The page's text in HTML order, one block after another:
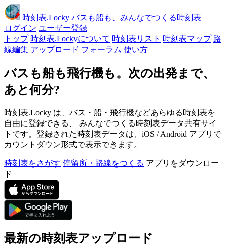
時刻表.Locky バスも船も、みんなでつくる時刻表
ログイン ユーザー登録
トップ 時刻表.Lockyについて 時刻表リスト 時刻表マップ 路
線編集 アップロード フォーラム 使い方
バスも船も飛行機も。次の出発まで、
あと何分?
時刻表.Locky は、バス・船・飛行機などあらゆる時刻表を
自由に登録できる、 みんなでつくる時刻表データ共有サイ
トです。登録された時刻表データは、iOS / Android アプリで
カウントダウン形式で表示できます。
時刻表をさがす 停留所・路線をつくる アプリをダウンロー
ド
最新の時刻表アップロード